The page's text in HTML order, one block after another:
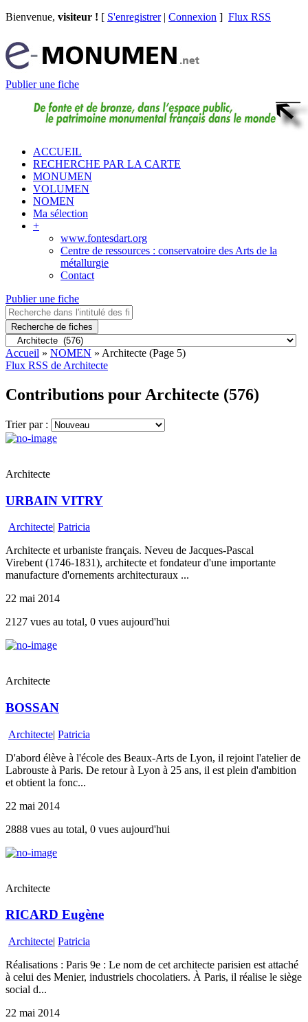
Bienvenue, visiteur ! [ S'enregistrer| Connexion ] Flux RSS
Publier une fiche
ACCUEIL
RECHERCHE PAR LA CARTE
MONUMEN
VOLUMEN
NOMEN
Ma sélection
+
www.fontesdart.org
Centre de ressources : conservatoire des Arts de la
métallurgie
Contact
Publier une fiche
Recherche de fiches
Accueil » NOMEN » Architecte (Page 5)
Flux RSS de Architecte
Contributions pour Architecte (576)
Trier par :
Architecte
URBAIN VITRY
Architecte| Patricia
Architecte et urbaniste français. Neveu de Jacques-Pascal
Virebent (1746-1831), architecte et fondateur d'une importante
manufacture d'ornements architecturaux ...
22 mai 2014
2127 vues au total, 0 vues aujourd'hui
Architecte
BOSSAN
Architecte| Patricia
D'abord élève à l'école des Beaux-Arts de Lyon, il rejoint l'atelier de
Labrouste à Paris. De retour à Lyon à 25 ans, il est plein d'ambition
et obtient la fonc...
22 mai 2014
2888 vues au total, 0 vues aujourd'hui
Architecte
RICARD Eugène
Architecte| Patricia
Réalisations : Paris 9e : Le nom de cet architecte parisien est attaché
à celui des Menier, industriels chocolatiers. À Paris, il réalise le siège
social d...
22 mai 2014